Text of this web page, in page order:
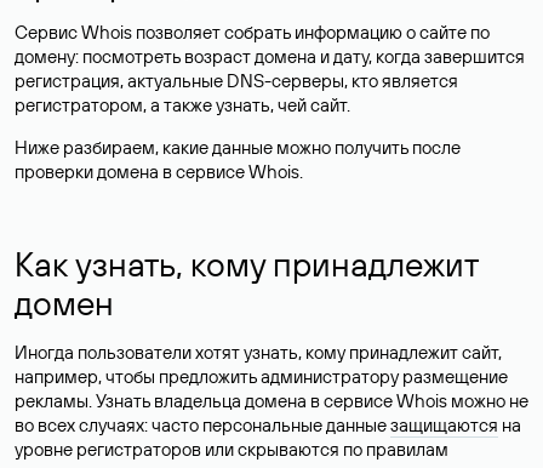
Сервис Whois позволяет собрать информацию о сайте по
домену: посмотреть возраст домена и дату, когда завершится
регистрация, актуальные DNS-серверы, кто является
регистратором, а также узнать, чей сайт.
Ниже разбираем, какие данные можно получить после
проверки домена в сервисе Whois.
Как узнать, кому принадлежит
домен
Иногда пользователи хотят узнать, кому принадлежит сайт,
например, чтобы предложить администратору размещение
рекламы. Узнать владельца домена в сервисе Whois можно не
во всех случаях: часто персональные данныезащищаются на
уровне регистраторов или скрываются по правилам